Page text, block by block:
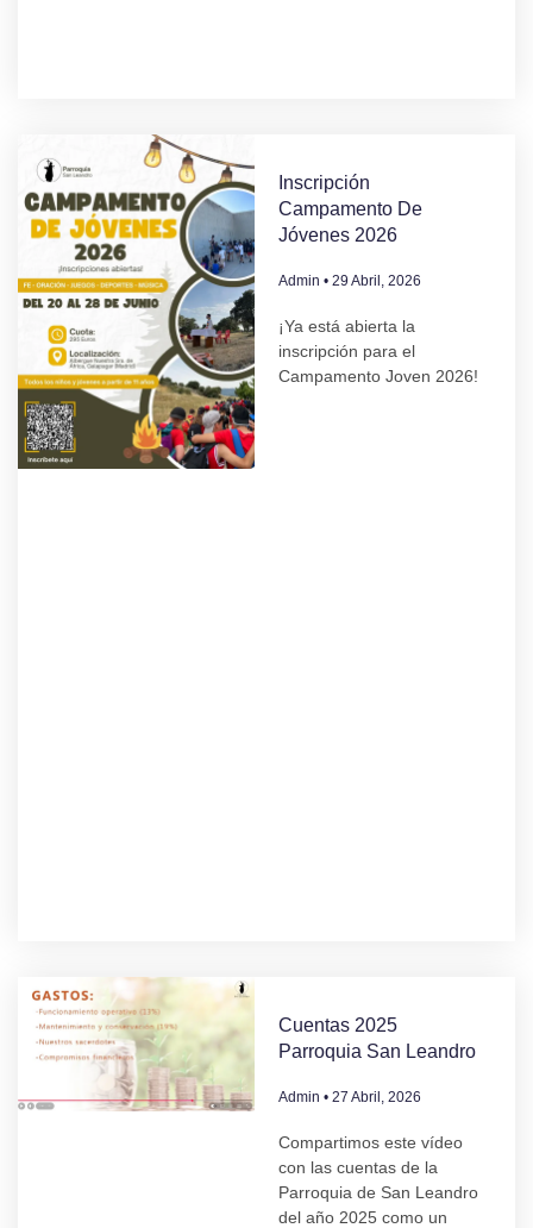
Inscripción
Campamento De
Jóvenes 2026
Admin 29 Abril, 2026
¡Ya está abierta la
inscripción para el
Campamento Joven 2026!
Cuentas 2025
Parroquia San Leandro
Admin 27 Abril, 2026
Compartimos este vídeo
con las cuentas de la
Parroquia de San Leandro
del año 2025 como un